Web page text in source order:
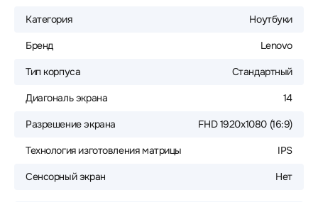
Категория Ноутбуки
Бренд Lenovo
Тип корпуса Стандартный
Диагональ экрана 14
Разрешение экрана FHD 1920x1080 (16:9)
Технология изготовления матрицы IPS
Сенсорный экран Нет